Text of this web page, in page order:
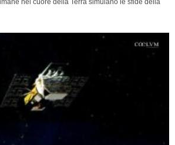
nel cuore della Terra simulano le sfide della